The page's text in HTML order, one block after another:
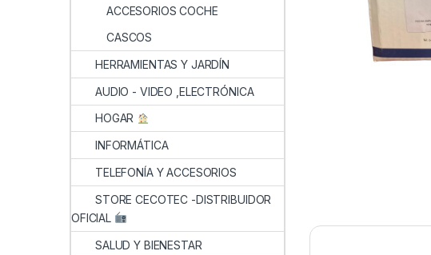
ACCESORIOS COCHE
CASCOS
HERRAMIENTAS Y JARDÍN
AUDIO - VIDEO ,ELECTRÓNICA
HOGAR
INFORMÁTICA
TELEFONÍA Y ACCESORIOS
STORE CECOTEC -DISTRIBUIDOR
OFICIAL
SALUD Y BIENESTAR